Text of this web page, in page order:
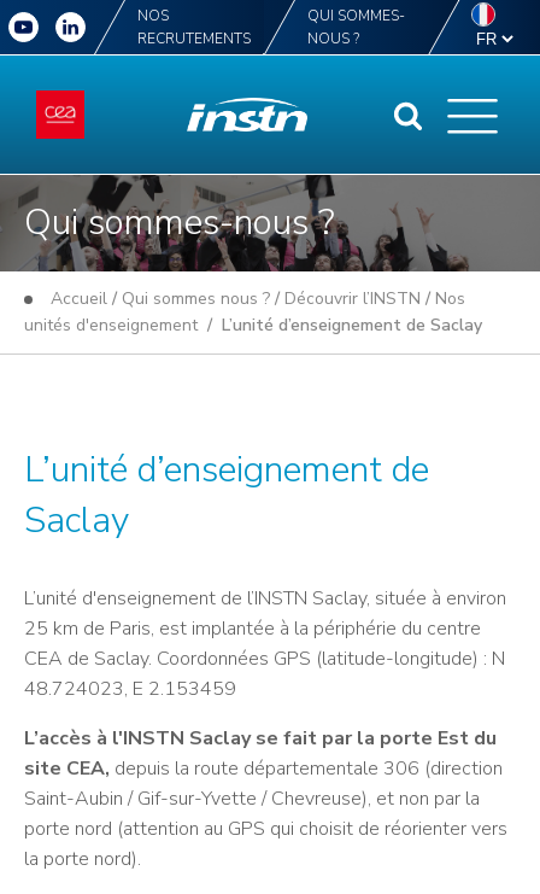
NOS
RECRUTEMENTS
QUI SOMMES-
NOUS ?
Qui sommes-nous ?
Accueil / Qui sommes nous ? / Découvrir l’INSTN / Nos
unités d'enseignement/ L’unité d’enseignement de Saclay
L’unité d’enseignement de
Saclay
L’unité d'enseignement de l’INSTN Saclay, située à environ
25 km de Paris, est implantée à la périphérie du centre
CEA de Saclay. Coordonnées GPS (latitude-longitude) : N
48.724023, E 2.153459
L’accès à l'INSTN Saclay se fait par la porte Est du
site CEA, depuis la route départementale 306 (direction
Saint-Aubin / Gif-sur-Yvette / Chevreuse), et non par la
porte nord (attention au GPS qui choisit de réorienter vers
la porte nord).